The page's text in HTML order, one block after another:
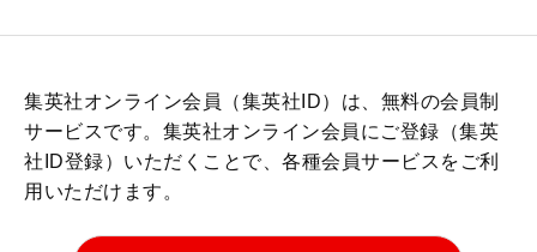
集英社オンライン会員（集英社ID）は、無料の会員制
サービスです。集英社オンライン会員にご登録（集英
社ID登録）いただくことで、各種会員サービスをご利
用いただけます。